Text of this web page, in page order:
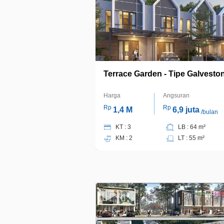
Terrace Garden - Tipe
Harga
Rp 1,4 M
Angsuran
Rp 6,9 juta /bulan
KT : 3
KM : 2
LB : 64 m²
LT : 55 m²